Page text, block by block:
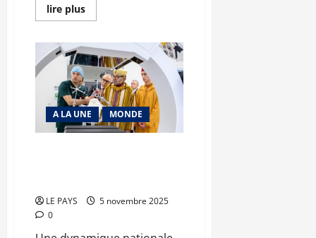
lire plusEn
savoir
Mines
de
LITHIUM
:
Et
de
deux
pour
le
Mali
A LA UNE MONDE
LE PAYS
5 novembre 2025
0